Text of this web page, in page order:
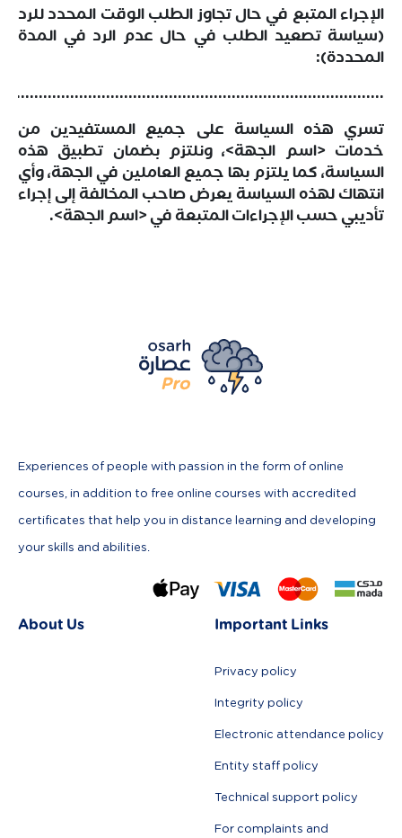
الإجراء المتبع في حال تجاوز الطلب الوقت المحدد للرد
(سياسة تصعيد الطلب في حال عدم الرد في المدة
المحددة):
تسري هذه السياسة على جميع المستفيدين من
خدمات <اسم الجهة>، ونلتزم بضمان تطبيق هذه
السياسة، كما يلتزم بها جميع العاملين في الجهة، وأي
انتهاك لهذه السياسة يعرض صاحب المخالفة إلى إجراء
تأديبي حسب الإجراءات المتبعة في <اسم الجهة>.
Experiences of people with passion in the form of online
courses, in addition to free online courses with accredited
certificates that help you in distance learning and developing
your skills and abilities.
About Us Important Links
Privacy policy
Integrity policy
Electronic attendance policy
Entity staff policy
Technical support policy
For complaints and